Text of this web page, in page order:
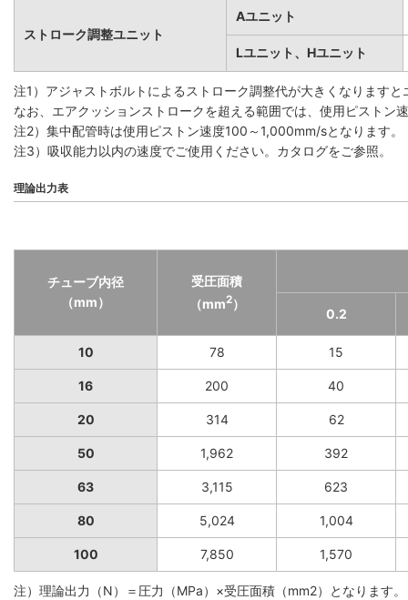
ストローク調整ユニット
Aユニット
Lユニット、Hユニット
注1）アジャストボルトによるストローク調整代が大きくなります
なお、エアクッションストロークを超える範囲では、使用ピストン
注2）集中配管時は使用ピストン速度100～1,000mm/sとなります。
注3）吸収能力以内の速度でご使用ください。カタログをご参照。
理論出力表
チューブ内径
（mm）
受圧面積
（mm2）
0.2
10 78 15
16 200 40
20 314 62
50 1,962 392
63 3,115 623
80 5,024 1,004
100 7,850 1,570
注）理論出力（N）＝圧力（MPa）×受圧面積（mm2）となります。